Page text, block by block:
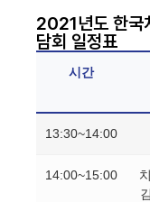
2021년도 한국
담회 일정표
시간
13:30~14:00
14:00~15:00